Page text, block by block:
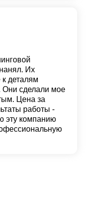
Их
деталям
Они сделали мое
Цена за
работы -
эту компанию